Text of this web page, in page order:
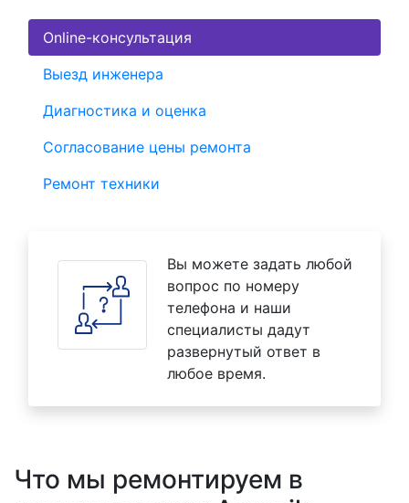
Online-консультация
Выезд инженера
Диагностика и оценка
Согласование цены ремонта
Ремонт техники
Вы можете задать любой
вопрос по номеру
телефона и наши
специалисты дадут
развернутый ответ в
любое время.
Что мы ремонтируем в